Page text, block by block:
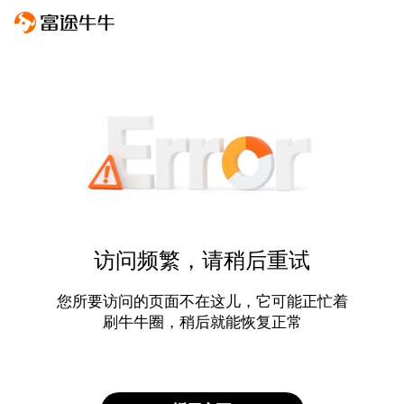
访问频繁，请稍后重试
您所要访问的页面不在这儿，它可能正忙着
刷牛牛圈，稍后就能恢复正常